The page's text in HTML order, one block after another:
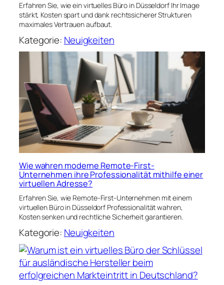
Erfahren Sie, wie ein virtuelles Büro in Düsseldorf Ihr Image
stärkt, Kosten spart und dank rechtssicherer Strukturen
maximales Vertrauen aufbaut.
Kategorie: Neuigkeiten
Wie wahren moderne Remote-First-
Unternehmen ihre Professionalität mithilfe einer
virtuellen Adresse?
Erfahren Sie, wie Remote-First-Unternehmen mit einem
virtuellen Büro in Düsseldorf Professionalität wahren,
Kosten senken und rechtliche Sicherheit garantieren.
Kategorie: Neuigkeiten